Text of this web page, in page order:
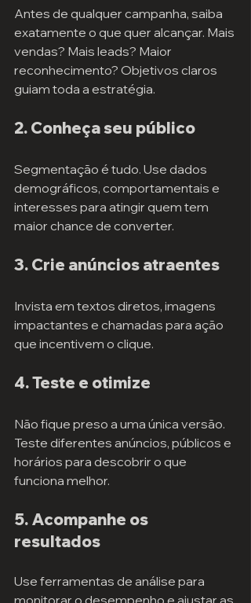
Antes de qualquer campanha, saiba
exatamente o que quer alcançar. Mais
vendas? Mais leads? Maior
reconhecimento? Objetivos claros
guiam toda a estratégia.
2. Conheça seu público
Segmentação é tudo. Use dados
demográficos, comportamentais e
interesses para atingir quem tem
maior chance de converter.
3. Crie anúncios atraentes
Invista em textos diretos, imagens
impactantes e chamadas para ação
que incentivem o clique.
4. Teste e otimize
Não fique preso a uma única versão.
Teste diferentes anúncios, públicos e
horários para descobrir o que
funciona melhor.
5. Acompanhe os
resultados
Use ferramentas de análise para
monitorar o desempenho e ajustar as